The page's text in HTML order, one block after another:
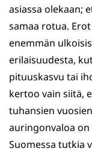
asiassa olekaan;
samaa rotua.
enemmän
erilaisuudesta,
pituuskasvu tai
kertoo vain siitä,
tuhansien
auringonvaloa on
Suomessa tutkia